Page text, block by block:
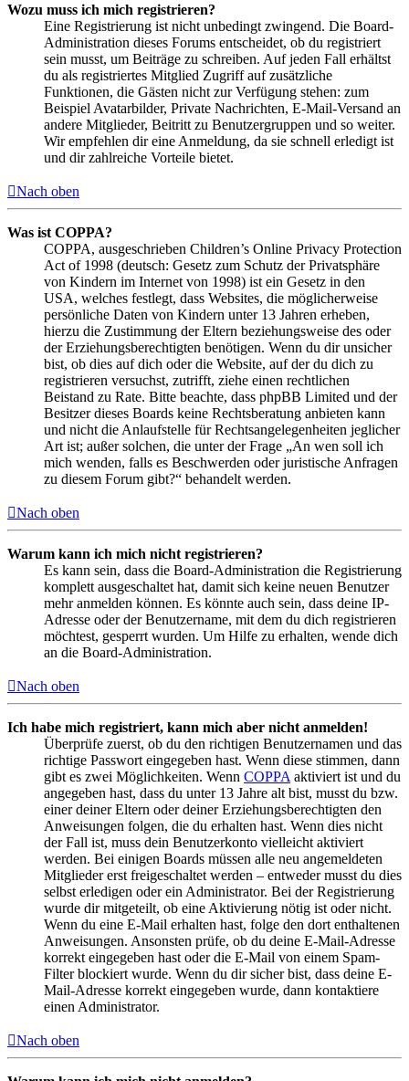
Wozu muss ich mich registrieren?
Eine Registrierung ist nicht unbedingt zwingend. Die Board-
Administration dieses Forums entscheidet, ob du registriert
sein musst, um Beiträge zu schreiben. Auf jeden Fall erhältst
du als registriertes Mitglied Zugriff auf zusätzliche
Funktionen, die Gästen nicht zur Verfügung stehen: zum
Beispiel Avatarbilder, Private Nachrichten, E-Mail-Versand an
andere Mitglieder, Beitritt zu Benutzergruppen und so weiter.
Wir empfehlen dir eine Anmeldung, da sie schnell erledigt ist
und dir zahlreiche Vorteile bietet.
Nach oben
Was ist COPPA?
COPPA, ausgeschrieben Children’s Online Privacy Protection
Act of 1998 (deutsch: Gesetz zum Schutz der Privatsphäre
von Kindern im Internet von 1998) ist ein Gesetz in den
USA, welches festlegt, dass Websites, die möglicherweise
persönliche Daten von Kindern unter 13 Jahren erheben,
hierzu die Zustimmung der Eltern beziehungsweise des oder
der Erziehungsberechtigten benötigen. Wenn du dir unsicher
bist, ob dies auf dich oder die Website, auf der du dich zu
registrieren versuchst, zutrifft, ziehe einen rechtlichen
Beistand zu Rate. Bitte beachte, dass phpBB Limited und der
Besitzer dieses Boards keine Rechtsberatung anbieten kann
und nicht die Anlaufstelle für Rechtsangelegenheiten jeglicher
Art ist; außer solchen, die unter der Frage „An wen soll ich
mich wenden, falls es Beschwerden oder juristische Anfragen
zu diesem Forum gibt?“ behandelt werden.
Nach oben
Warum kann ich mich nicht registrieren?
Es kann sein, dass die Board-Administration die Registrierung
komplett ausgeschaltet hat, damit sich keine neuen Benutzer
mehr anmelden können. Es könnte auch sein, dass deine IP-
Adresse oder der Benutzername, mit dem du dich registrieren
möchtest, gesperrt wurden. Um Hilfe zu erhalten, wende dich
an die Board-Administration.
Nach oben
Ich habe mich registriert, kann mich aber nicht anmelden!
Überprüfe zuerst, ob du den richtigen Benutzernamen und das
richtige Passwort eingegeben hast. Wenn diese stimmen, dann
gibt es zwei Möglichkeiten. Wenn COPPA aktiviert ist und du
angegeben hast, dass du unter 13 Jahre alt bist, musst du bzw.
einer deiner Eltern oder deiner Erziehungsberechtigten den
Anweisungen folgen, die du erhalten hast. Wenn dies nicht
der Fall ist, muss dein Benutzerkonto vielleicht aktiviert
werden. Bei einigen Boards müssen alle neu angemeldeten
Mitglieder erst freigeschaltet werden – entweder musst du dies
selbst erledigen oder ein Administrator. Bei der Registrierung
wurde dir mitgeteilt, ob eine Aktivierung nötig ist oder nicht.
Wenn du eine E-Mail erhalten hast, folge den dort enthaltenen
Anweisungen. Ansonsten prüfe, ob du deine E-Mail-Adresse
korrekt eingegeben hast oder die E-Mail von einem Spam-
Filter blockiert wurde. Wenn du dir sicher bist, dass deine E-
Mail-Adresse korrekt eingegeben wurde, dann kontaktiere
einen Administrator.
Nach oben